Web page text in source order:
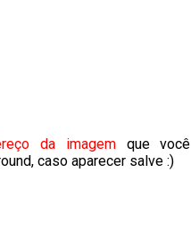
da imagem
que
caso aparecer salve :)